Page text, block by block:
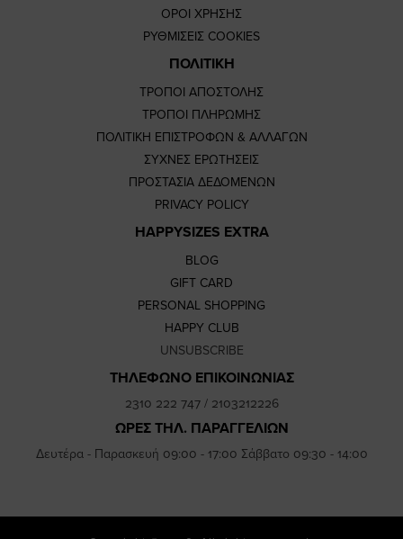
ΟΡΟΙ ΧΡΗΣΗΣ
ΡΥΘΜΙΣΕΙΣ COOKIES
ΠΟΛΙΤΙΚΗ
ΤΡΟΠΟΙ ΑΠΟΣΤΟΛΗΣ
ΤΡΟΠΟΙ ΠΛΗΡΩΜΗΣ
ΠΟΛΙΤΙΚΗ ΕΠΙΣΤΡΟΦΩΝ & ΑΛΛΑΓΩΝ
ΣΥΧΝΕΣ ΕΡΩΤΗΣΕΙΣ
ΠΡΟΣΤΑΣΙΑ ΔΕΔΟΜΕΝΩΝ
PRIVACY POLICY
HAPPYSIZES EXTRA
BLOG
GIFT CARD
PERSONAL SHOPPING
HAPPY CLUB
UNSUBSCRIBE
ΤΗΛΕΦΩΝΟ ΕΠΙΚΟΙΝΩΝΙΑΣ
2310 222 747/ 2103212226
ΩΡΕΣ ΤΗΛ. ΠΑΡΑΓΓΕΛΙΩΝ
Δευτέρα - Παρασκευή 09:00 - 17:00 Σάββατο 09:30 - 14:00